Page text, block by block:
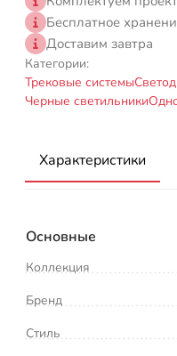
Бесплатное
Доставим завтра
Категории:
Трековые системы
Черные светильники
Характеристики
Основные
Коллекция
Бренд
Стиль